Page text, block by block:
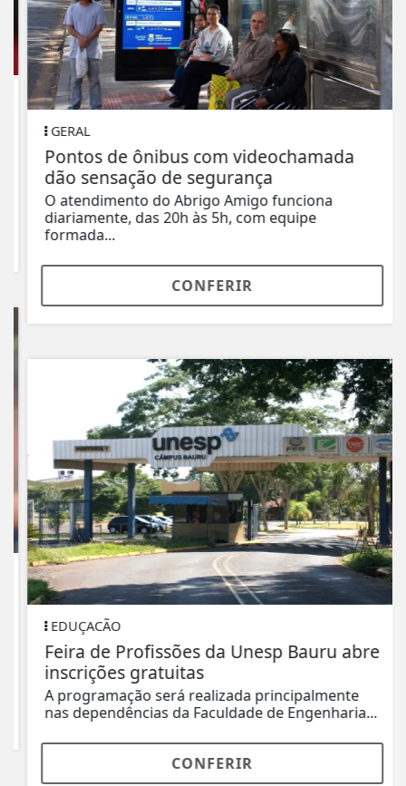
GERAL
Pontos de ônibus com videochamada
dão sensação de segurança
O atendimento do Abrigo Amigo funciona
diariamente, das 20h às 5h, com equipe
formada...
CONFERIR
EDUÇACÃO
Feira de Profissões da Unesp Bauru abre
inscrições gratuitas
A programação será realizada principalmente
nas dependências da Faculdade de Engenharia...
CONFERIR